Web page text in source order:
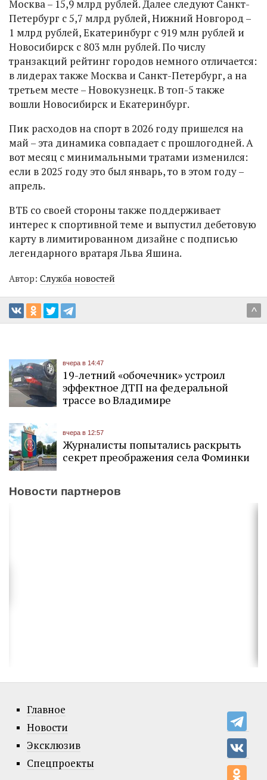
Москва – 15,9 млрд рублей. Далее следуют Санкт-
Петербург с 5,7 млрд рублей, Нижний Новгород –
1 млрд рублей, Екатеринбург с 919 млн рублей и
Новосибирск с 803 млн рублей. По числу
транзакций рейтинг городов немного отличается:
в лидерах также Москва и Санкт-Петербург, а на
третьем месте – Новокузнецк. В топ-5 также
вошли Новосибирск и Екатеринбург.
Пик расходов на спорт в 2026 году пришелся на
май – эта динамика совпадает с прошлогодней. А
вот месяц с минимальными тратами изменился:
если в 2025 году это был январь, то в этом году –
апрель.
ВТБ со своей стороны также поддерживает
интерес к спортивной теме и выпустил дебетовую
карту в лимитированном дизайне с подписью
легендарного вратаря Льва Яшина.
Автор: Служба новостей
^
вчера в 14:47
19-летний «обочечник» устроил
эффектное ДТП на федеральной
трассе во Владимире
вчера в 12:57
Журналисты попытались раскрыть
секрет преображения села Фоминки
Новости партнеров
Главное
Новости
Эксклюзив
Спецпроекты